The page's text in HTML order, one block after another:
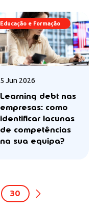
Educação e Formação
5 Jun 2026
Learning debt nas
empresas: como
identificar lacunas
de competências
na sua equipa?
30